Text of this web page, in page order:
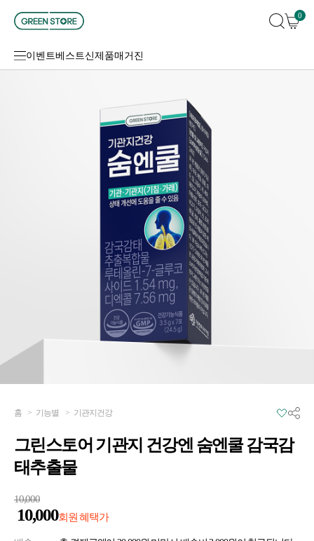
0
이벤트베스트 신제품매거진
홈 > 기능별 > 기관지건강
그린스토어 기관지 건강엔 숨엔쿨 감국감
태추출물
10,000
10,000회원 혜택가